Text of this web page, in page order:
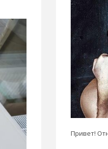
Привет!